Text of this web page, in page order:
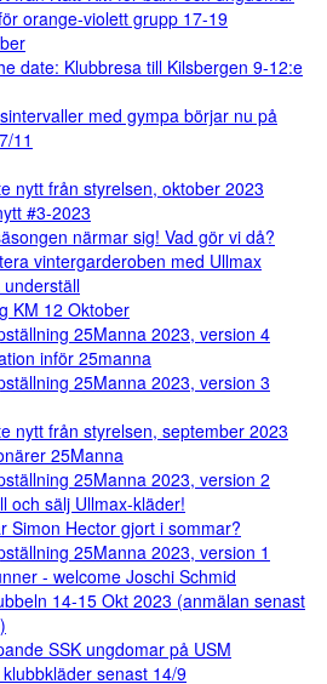
orange-violett grupp 17-19
date: Klubbresa till Kilsbergen 9-12:e
med gympa börjar nu på
11
nytt från styrelsen, oktober 2023
#3-2023
närmar sig! Vad gör vi då?
vintergarderoben med Ullmax
underställ
KM 12 Oktober
25Manna 2023, version 4
inför 25manna
25Manna 2023, version 3
nytt från styrelsen, september 2023
25Manna
25Manna 2023, version 2
och sälj Ullmax-kläder!
Simon Hector gjort i sommar?
25Manna 2023, version 1
- welcome Joschi Schmid
14-15 Okt 2023 (anmälan senast
SSK ungdomar på USM
klubbkläder senast 14/9